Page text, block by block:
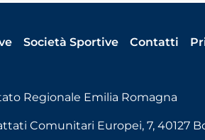
Società Sportive Contatti
Regionale Emilia Romagna
Comunitari Europei, 7, 40127